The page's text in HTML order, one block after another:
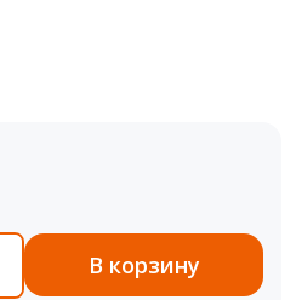
В корзину